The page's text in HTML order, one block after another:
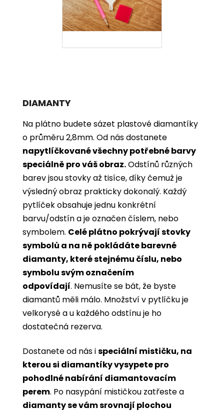
DIAMANTY
Na plátno budete sázet plastové diamantíky
o průměru 2,8mm. Od nás dostanete
napytlíčkované všechny potřebné barvy
speciálně pro váš obraz.Odstínů různých
barev jsou stovky až tisíce, díky čemuž je
výsledný obraz prakticky dokonalý. Každý
pytlíček obsahuje jednu konkrétní
barvu/odstín a je označen číslem, nebo
symbolem. Celé plátno pokrývají stovky
symbolů a na ně pokládáte barevné
diamanty, které stejnému číslu, nebo
symbolu svým označením
odpovídají. Nemusíte se bát, že byste
diamantů měli málo. Množství v pytlíčku je
velkorysé a u každého odstínu je ho
dostatečná rezerva.
Dostanete od nás ispeciální mističku, na
kterou si diamantíky vysypete pro
pohodlné nabírání diamantovacím
perem. Po nasypání mističkou zatřeste a
diamanty se vám srovnají plochou